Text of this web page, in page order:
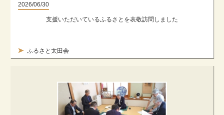
2026/06/30
ふるさと太田会
支援いただいているふるさとを表敬訪問しました